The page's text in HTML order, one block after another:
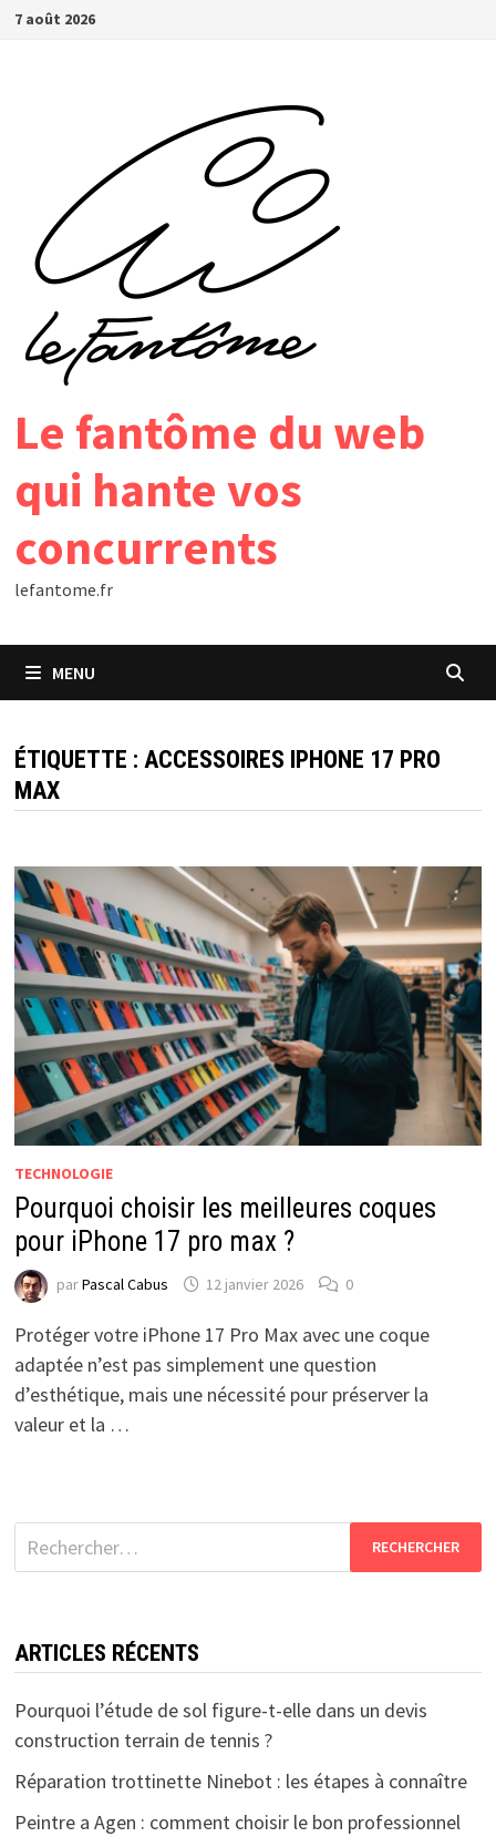
Passer
7 août 2026
Le fantôme du web
qui hante vos
concurrents
lefantome.fr
MENU
ÉTIQUETTE : ACCESSOIRES IPHONE 17 PRO
MAX
TECHNOLOGIE
Pourquoi choisir les meilleures coques
pour iPhone 17 pro max ?
parPascal Cabus 12 janvier 2026 0
Protéger votre iPhone 17 Pro Max avec une coque
adaptée n’est pas simplement une question
d’esthétique, mais une nécessité pour préserver la
valeur et la …
Rechercher :
ARTICLES RÉCENTS
Pourquoi l’étude de sol figure-t-elle dans un devis
construction terrain de tennis ?
Réparation trottinette Ninebot : les étapes à connaître
Peintre a Agen : comment choisir le bon professionnel